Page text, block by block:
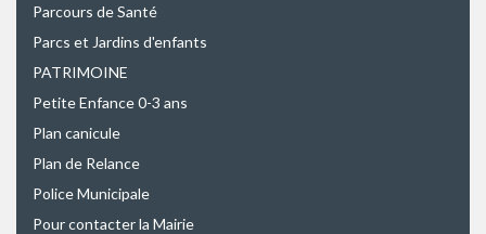
Parcours de Santé
Parcs et Jardins d'enfants
PATRIMOINE
Petite Enfance 0-3 ans
Plan canicule
Plan de Relance
Police Municipale
Pour contacter la Mairie